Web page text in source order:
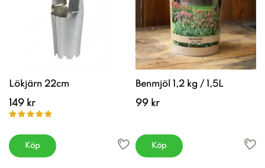
Lökjärn 22cm
149 kr
Köp
Benmjöl 1,2 kg / 1,5L
99 kr
Köp